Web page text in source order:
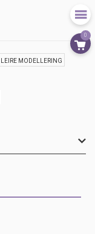
0
LEIRE MODELLERING